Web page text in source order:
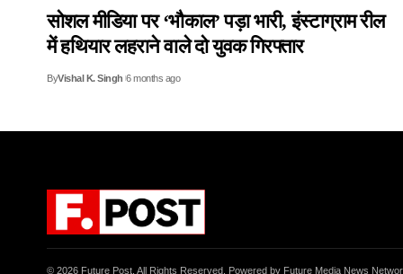
सोशल मीडिया पर ‘भौकाल’ पड़ा भारी, इंस्टाग्राम रील
में हथियार लहराने वाले दो युवक गिरफ्तार
ByVishal K. Singh 6 months ago
© 2026 Future Post. All Rights Reserved. Powered by Future Media News